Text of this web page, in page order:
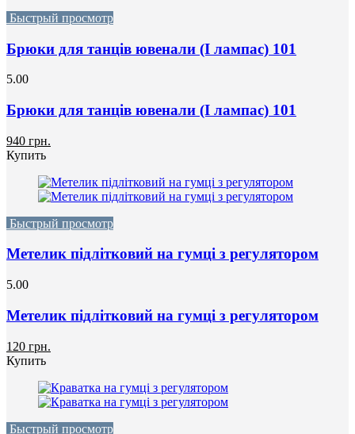
Быстрый просмотр
Брюки для танців ювенали (I лампас) 101
5.00
Брюки для танців ювенали (I лампас) 101
940 грн.
Купить
Быстрый просмотр
Метелик підлітковий на гумці з регулятором
5.00
Метелик підлітковий на гумці з регулятором
120 грн.
Купить
Быстрый просмотр